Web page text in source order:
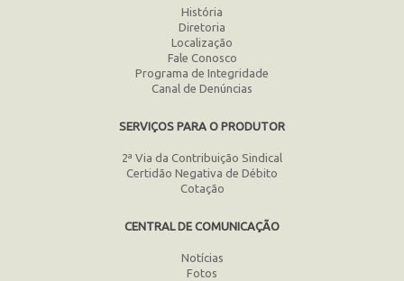
História
Diretoria
Localização
Fale Conosco
Programa de Integridade
Canal de Denúncias
SERVIÇOS PARA O PRODUTOR
2ª Via da Contribuição Sindical
Certidão Negativa de Débito
Cotação
CENTRAL DE COMUNICAÇÃO
Notícias
Fotos